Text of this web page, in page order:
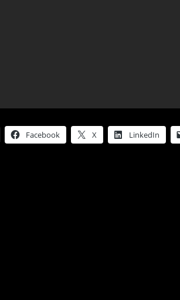
Facebook X LinkedIn